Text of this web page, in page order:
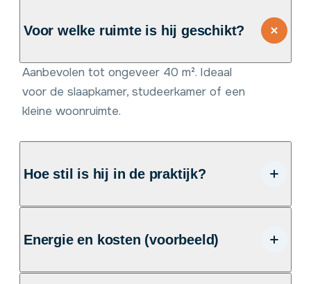
Voor welke ruimte is hij geschikt?
Aanbevolen tot ongeveer 40 m². Ideaal
voor de slaapkamer, studeerkamer of een
kleine woonruimte.
Hoe stil is hij in de praktijk?
met het zachte gezoem van een
deslaapkamer. Ben je een heel gevoelige
Energie en kosten (voorbeeld)